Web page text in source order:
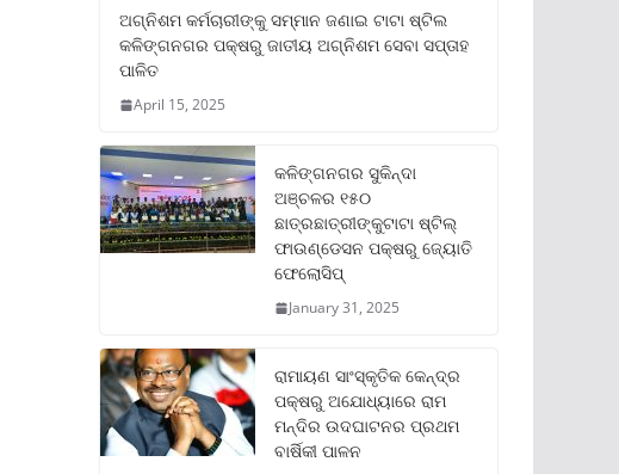
ଅଗ୍ନିଶମ କର୍ମଚାରୀଙ୍କୁ ସମ୍ମାନ ଜଣାଇ ଟାଟା ଷ୍ଟିଲ
କଳିଙ୍ଗନଗର ପକ୍ଷରୁ ଜାତୀୟ ଅଗ୍ନିଶମ ସେବା ସପ୍ତାହ
ପାଳିତ
April 15, 2025
କଳିଙ୍ଗନଗର ସୁକିନ୍ଦା
ଅଞ୍ଚଳର ୧୫୦
ଛାତ୍ରଛାତ୍ରୀଙ୍କୁଟାଟା ଷ୍ଟିଲ୍
ଫାଉଣ୍ଡେସନ ପକ୍ଷରୁ ଜ୍ୟୋତି
ଫେଲୋସିପ୍‌
January 31, 2025
ରାମାୟଣ ସାଂସ୍କୃତିକ କେନ୍ଦ୍ର
ପକ୍ଷରୁ ଅଯୋଧ୍ୟାରେ ରାମ
ମନ୍ଦିର ଉଦଘାଟନର ପ୍ରଥମ
ବାର୍ଷିକୀ ପାଳନ